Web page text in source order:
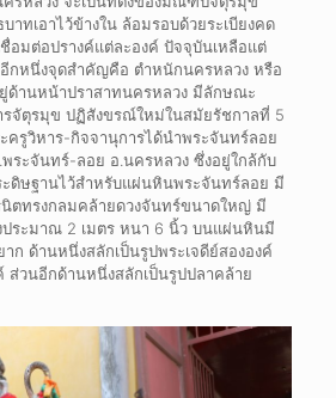
าทเอาไว้ข้างใน ล้อมรอบด้วยระเบียงคด
อมต่อปรางค์แต่ละองค์ ปัจจุบันเหลือแต่
อีกหนึ่งจุดสำคัญคือ ตำหนักนครหลวง หรือ
ด้านหน้าปราสาทนครหลวง มีลักษณะ
รจัตุรมุข ปฏิสังขรณ์ใหม่ในสมัยรัชกาลที่ 5
รูวิหาร-กิจจานุการได้นำพระจันทร์ลอย
ระจันทร์-ลอย อ.นครหลวง ซึ่งอยู่ใกล้กับ
ดิษฐานไว้สำหรับแผ่นหินพระจันทร์ลอย มี
ตทรงกลมคล้ายดวงจันทร์ขนาดใหญ่ มี
ประมาณ 2 เมตร หนา 6 นิ้ว บนแผ่นหินมี
ก ด้านหนึ่งสลักเป็นรูปพระเจดีย์สององค์
ส่วนอีกด้านหนึ่งสลักเป็นรูปปลาคล้าย